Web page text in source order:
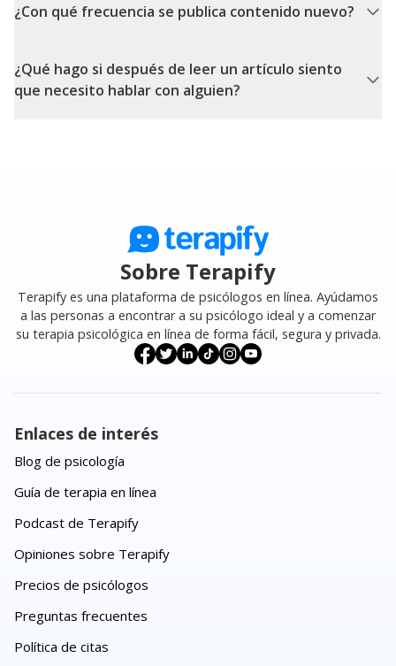
¿Con qué frecuencia se publica contenido nuevo?
¿Qué hago si después de leer un artículo siento
que necesito hablar con alguien?
Sobre Terapify
Terapify es una plataforma de psicólogos en línea. Ayúdamos
a las personas a encontrar a su psicólogo ideal y a comenzar
su terapia psicológica en línea de forma fácil, segura y privada.
Enlaces de interés
Blog de psicología
Guía de terapia en línea
Podcast de Terapify
Opiniones sobre Terapify
Precios de psicólogos
Preguntas frecuentes
Política de citas